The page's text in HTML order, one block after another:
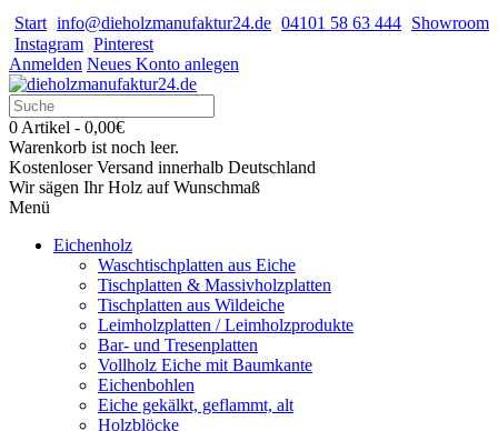
Start info@dieholzmanufaktur24.de 04101 58 63 444 Showroom
Instagram Pinterest
Anmelden Neues Konto anlegen
0 Artikel - 0,00€
Warenkorb ist noch leer.
Kostenloser Versand innerhalb Deutschland
Wir sägen Ihr Holz auf Wunschmaß
Menü
Eichenholz
Waschtischplatten aus Eiche
Tischplatten & Massivholzplatten
Tischplatten aus Wildeiche
Leimholzplatten / Leimholzprodukte
Bar- und Tresenplatten
Vollholz Eiche mit Baumkante
Eichenbohlen
Eiche gekälkt, geflammt, alt
Holzblöcke